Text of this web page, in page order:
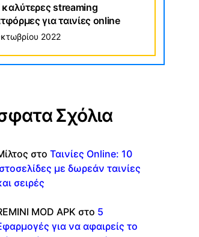
καλύτερες streaming
για ταινίες online
2022
Σχόλια
στο Ταινίες Online: 10
με δωρεάν ταινίες
σειρές
MOD APK στο 5
για να αφαιρείς το